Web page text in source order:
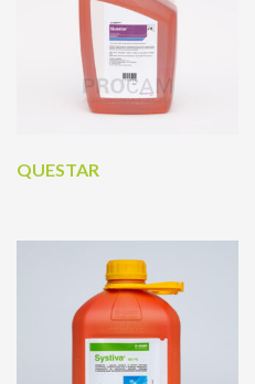
QUESTAR